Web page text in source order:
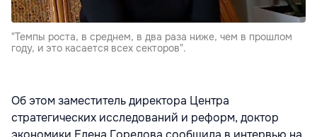
"Темпы роста, в среднем, в два раза ниже, чем в прошлом
году, и это касается всех секторов".
Об этом заместитель директора Центра
стратегических исследований и реформ, доктор